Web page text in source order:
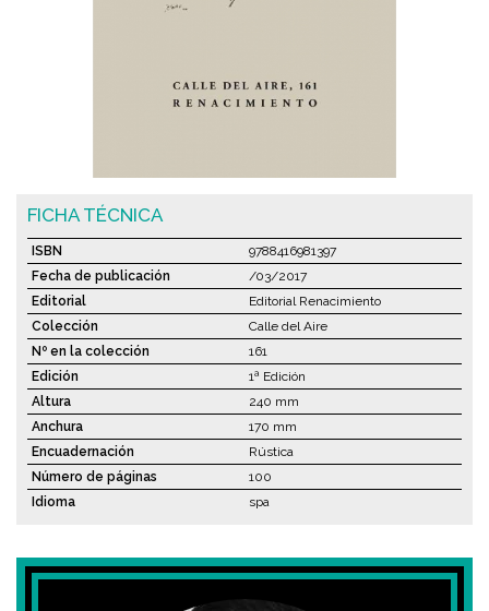
FICHA TÉCNICA
ISBN
9788416981397
Fecha de publicación
/03/2017
Editorial
Editorial Renacimiento
Colección
Calle del Aire
Nº en la colección
161
Edición
1ª Edición
Altura
240 mm
Anchura
170 mm
Encuadernación
Rústica
Número de páginas
100
Idioma
spa